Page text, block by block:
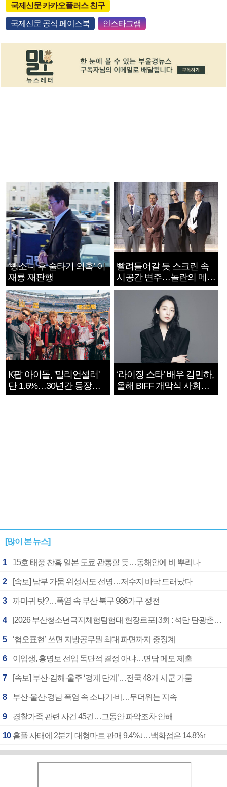
국제신문 카카오플러스 친구
국제신문 공식 페이스북 인스타그램
‘뺑소니 후 술타기 의혹’ 이
재룡 재판행
빨려들어갈 듯 스크린 속
시공간 변주…놀란의 메시
지는 ‘전쟁 속죄’
K팝 아이돌, '밀리언셀러'
단 1.6%…30년간 등장
1182개팀 전수조사
‘라이징 스타’ 배우 김민하,
올해 BIFF 개막식 사회자
확정
[많이 본 뉴스]
1 15호 태풍 찬홈 일본 도쿄 관통할 듯…동해안에 비 뿌리나
2 [속보] 남부 가뭄 위성서도 선명…저수지 바닥 드러났다
3 까마귀 탓?…폭염 속 부산 북구 986가구 정전
4 [2026 부산청소년극지체험탐험대 현장르포] 3회 : 석탄 탄광촌에서 북극 연구의 중심지로
5 ‘혐오표현’ 쓰면 지방공무원 최대 파면까지 중징계
6 이임생, 홍명보 선임 독단적 결정 아냐…면담 메모 제출
7 [속보] 부산·김해·울주 ‘경계 단계’…전국 48개 시군 가뭄
8 부산·울산·경남 폭염 속 소나기·비…무더위는 지속
9 경찰가족 관련 사건 45건…그동안 파악조차 안해
10 홈플 사태에 2분기 대형마트 판매 9.4%↓…백화점은 14.8%↑